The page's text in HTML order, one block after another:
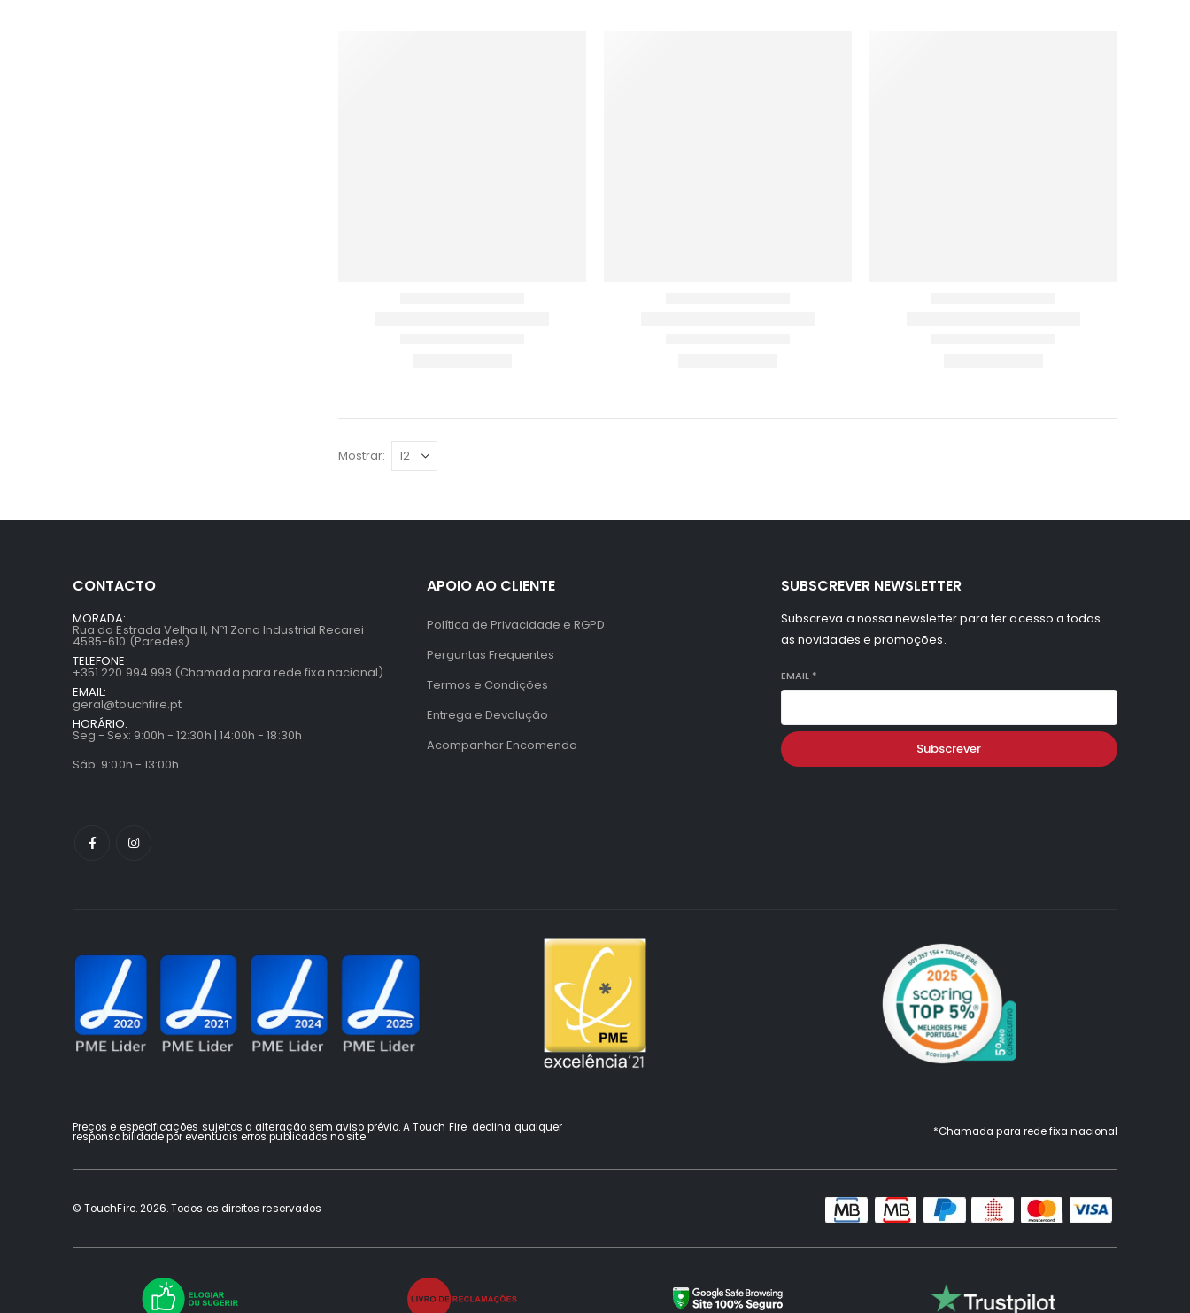
Mostrar:
CONTACTO
MORADA:
Rua da Estrada Velha II, Nº1 Zona Industrial Recarei
4585-610 (Paredes)
TELEFONE:
+351 220 994 998 (Chamada para rede fixa nacional)
EMAIL:
geral@touchfire.pt
HORÁRIO:
Seg - Sex: 9:00h - 12:30h | 14:00h - 18:30h
Sáb: 9:00h - 13:00h
APOIO AO CLIENTE
Política de Privacidade e RGPD
Perguntas Frequentes
Termos e Condições
Entrega e Devolução
Acompanhar Encomenda
SUBSCREVER NEWSLETTER
Subscreva a nossa newsletter para ter acesso a todas
as novidades e promoções.
EMAIL *
Subscrever
Preços e especificações sujeitos a alteração sem aviso prévio. A Touch Fire declina qualquer
responsabilidade por eventuais erros publicados no site. *Chamada para rede fixa nacional
© TouchFire. 2026. Todos os direitos reservados